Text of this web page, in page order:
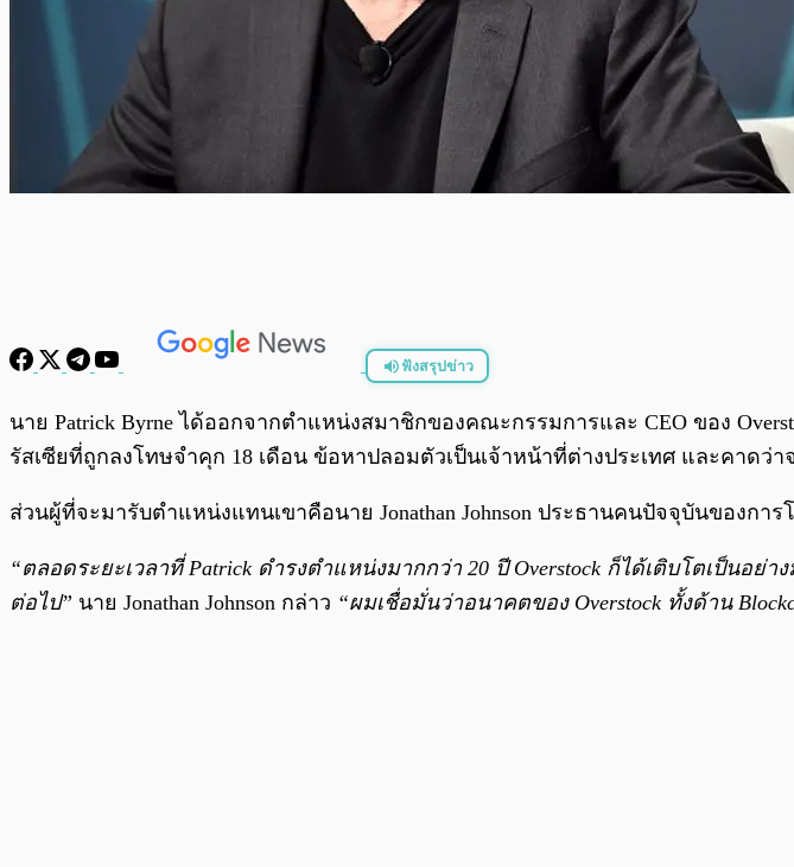
ฟังสรุปข่าว
พร้อมเล่น
นาย Patrick Byrne ได้ออกจากตำแหน่งสมาชิกของคณะกรรมการและ CEO ของ
รัสเซียที่ถูกลงโทษจำคุก 18 เดือน ข้อหาปลอมตัวเป็นเจ้าหน้าที่ต่างประเทศ และคาดว่า
ส่วนผู้ที่จะมารับตำแหน่งแทนเขาคือนาย Jonathan Johnson ประธานคนปัจจุบันของการ
“ตลอดระยะเวลาที่ Patrick ดำรงตำแหน่งมากกว่า 20 ปี Overstock ก็ได้เติบโตเป็นอ
ต่อไป” นาย Jonathan Johnson กล่าว “ผมเชื่อมั่นว่าอนาคตของ Overstock ทั้งด้าน